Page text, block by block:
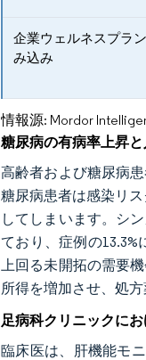
企業ウェルネスプラ
み込み
情報源: Mordor
糖尿病の有病率上昇
高齢者および糖尿病
糖尿病患者は感染リ
してしまいます。シ
ており、症例の
上回る未開拓の需要
所得を増加させ、処
足病科クリニックに
臨床医は、肝機能モ